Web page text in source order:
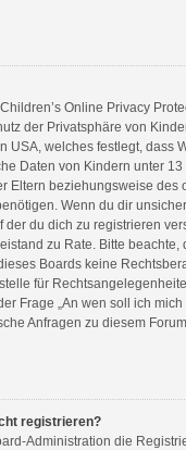
Online Privacy
der Privatsphäre von
USA, welches festlegt, dass
Daten von Kindern unter
Eltern beziehungsweise des
Wenn du dir
der du dich zu registrieren
zu Rate. Bitte beachte,
Boards keine
für
Frage „An wen soll ich
Anfragen zu diesem
registrieren?
Administration die